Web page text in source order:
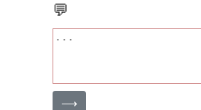
💬
⟶